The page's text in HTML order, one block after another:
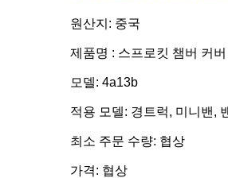
원산지: 중국
제품명 : 스프로킷 챔버 커버
모델: 4a13b
적용 모델: 경트럭, 미니밴,
최소 주문 수량: 협상
가격: 협상